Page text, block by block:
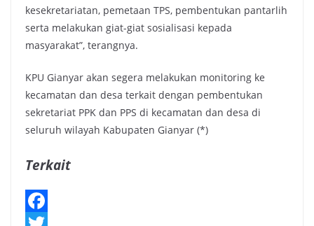
kesekretariatan, pemetaan TPS, pembentukan pantarlih
serta melakukan giat-giat sosialisasi kepada
masyarakat”, terangnya.
KPU Gianyar akan segera melakukan monitoring ke
kecamatan dan desa terkait dengan pembentukan
sekretariat PPK dan PPS di kecamatan dan desa di
seluruh wilayah Kabupaten Gianyar (*)
Terkait